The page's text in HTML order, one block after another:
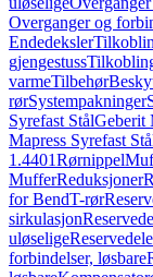
Overganger og
Endedeksler
gjengestuss
varmeTilbehør
rørSystempakninger
Syrefast StålGeberit
Mapress Syrefast
1.4401Rørnippel
MufferReduksjoner
for BendT-rør
sirkulasjon
uløselige
forbindelser, løsbare